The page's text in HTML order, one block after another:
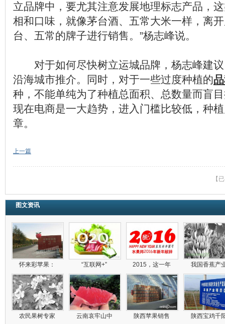
立品牌中，要尤其注意发展地理标志产品，
相和口味，就像茅台酒、五常大米一样，离
台、五常的牌子进行销售。”杨志峰说。
对于如何尽快树立运城品牌，杨志峰建议
沿海城市推介。同时，对于一些过度种植的
种，不能单纯为了种植总面积、总数量而盲
现在电商是一大趋势，进入门槛比较低，种
章。
上一篇
【
图文资讯
怀来彩苹果： “互联网+” 2015，这一年 我国香蕉产
农民果树专家 云南哀牢山中 陕西苹果销售 陕西宝鸡千